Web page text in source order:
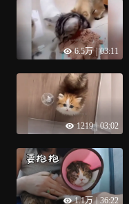
6.5万 | 03:11
1219 | 03:02
1.1万 | 36:22